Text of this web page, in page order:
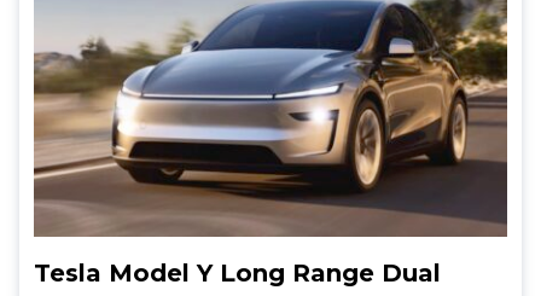
Tesla Model Y Long Range Dual